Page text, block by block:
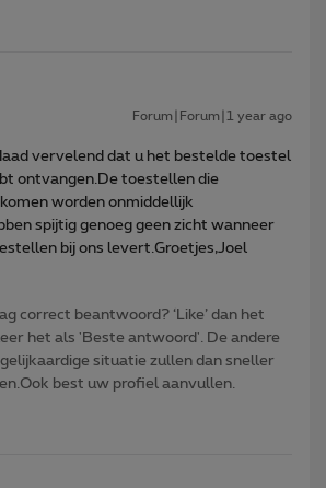
Forum|Forum|1 year ago
vervelend dat u het bestelde toestel
ontvangen.De toestellen die
worden onmiddellijk
spijtig genoeg geen zicht wanneer
bij ons levert.Groetjes,Joel
correct beantwoord? ‘Like’ dan het
het als 'Beste antwoord'. De andere
situatie zullen dan sneller
best uw profiel aanvullen.